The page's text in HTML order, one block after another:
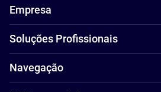
Empresa
Soluções Profissionais
Navegação